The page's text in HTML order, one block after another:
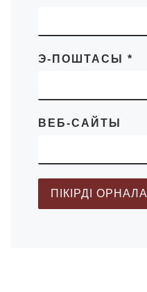
Э-ПОШТАСЫ *
ВЕБ-САЙТЫ